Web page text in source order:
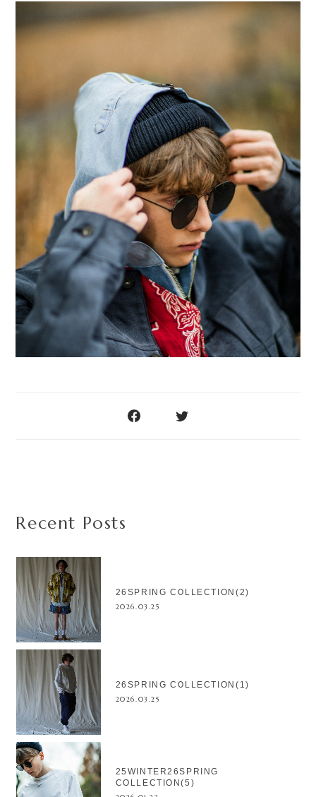
Recent Posts
26SPRING COLLECTION(2)
2026.03.25
26SPRING COLLECTION(1)
2026.03.25
25WINTER26SPRING
COLLECTION(5)